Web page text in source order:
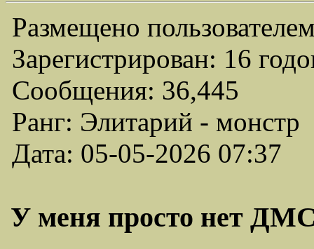
Размещено
Зарегистрирован: 16
Сообщения: 36,445
Ранг: Элитарий - монстр
Дата: 05-05-2026 07:37
У меня просто нет